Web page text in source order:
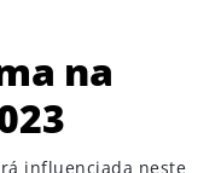
na
influenciada neste